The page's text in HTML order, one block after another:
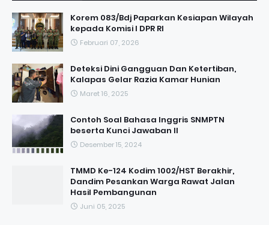
Korem 083/Bdj Paparkan Kesiapan Wilayah
kepada Komisi I DPR RI
Februari 07, 2026
Deteksi Dini Gangguan Dan Ketertiban,
Kalapas Gelar Razia Kamar Hunian
Maret 16, 2025
Contoh Soal Bahasa Inggris SNMPTN
beserta Kunci Jawaban II
Desember 15, 2024
TMMD Ke-124 Kodim 1002/HST Berakhir,
Dandim Pesankan Warga Rawat Jalan
Hasil Pembangunan
Juni 05, 2025